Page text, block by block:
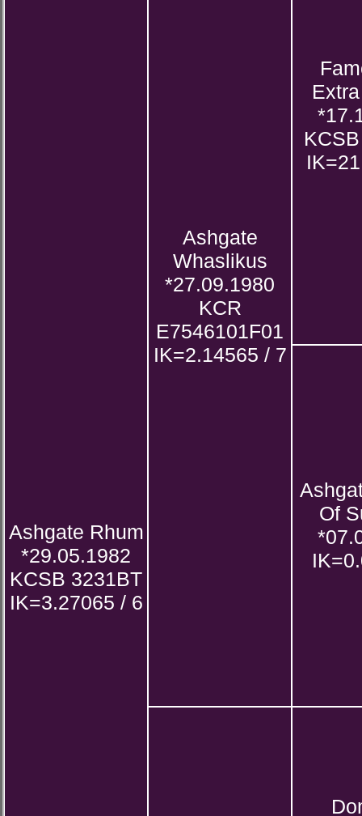
Ashgate Rhum
*29.05.1982
KCSB 3231BT
IK=3.27065 / 6
Ashgate
Whaslikus
*27.09.1980
KCR
E7546101F01
IK=2.14565 / 7
Of